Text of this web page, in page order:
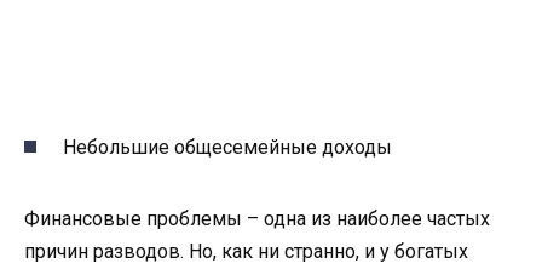
Небольшие общесемейные доходы
Финансовые проблемы – одна из наиболее частых
причин разводов. Но, как ни странно, и у богатых